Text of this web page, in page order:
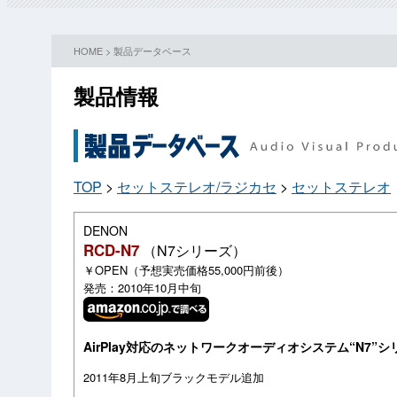
HOME > 製品データベース
製品情報
TOP > セットステレオ/ラジカセ > セットステレオ
DENON
RCD-N7 （N7シリーズ）
￥OPEN（予想実売価格55,000円前後）
発売：2010年10月中旬
AirPlay対応のネットワークオーディオシステム“N7”シ
2011年8月上旬ブラックモデル追加